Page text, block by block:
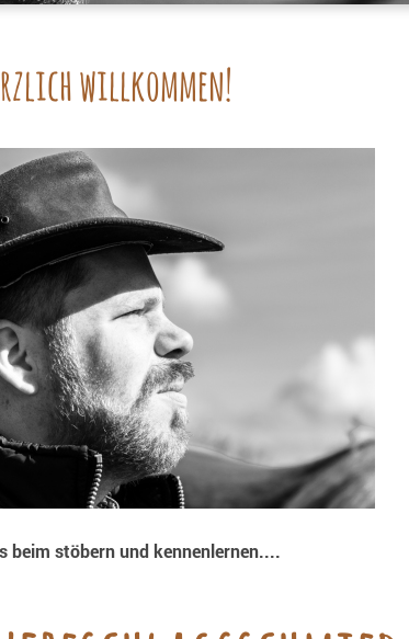
willkommen!
beim stöbern und kennenlernen....